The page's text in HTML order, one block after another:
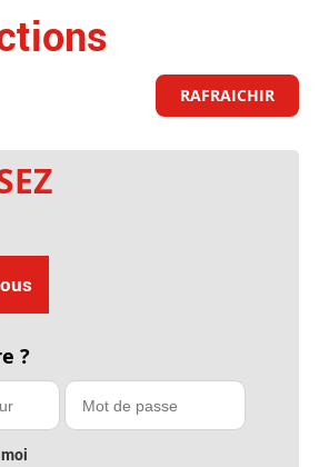
RAFRAICHIR
?